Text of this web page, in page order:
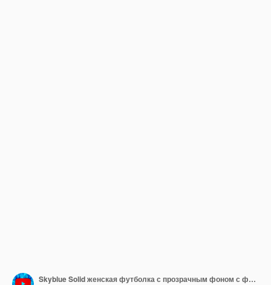
Skyblue Solid женская футболка с прозрачным фоном с файлом макета psd